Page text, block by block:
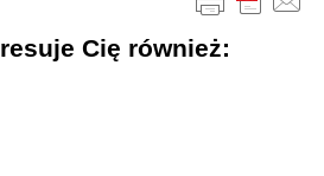
Cię również: